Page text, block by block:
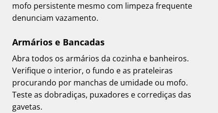
mofo persistente mesmo com limpeza frequente
denunciam vazamento.
Armários e Bancadas
Abra todos os armários da cozinha e banheiros.
Verifique o interior, o fundo e as prateleiras
procurando por manchas de umidade ou mofo.
Teste as dobradiças, puxadores e corrediças das
gavetas.